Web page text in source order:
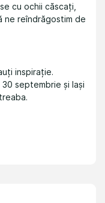
cu ochii căscați,
ne reîndrăgostim de
inspirație.
septembrie și lași